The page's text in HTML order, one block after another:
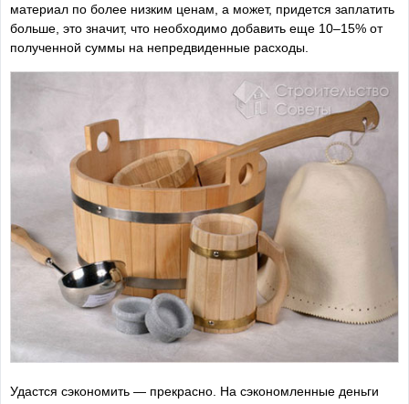
материал по более низким ценам, а может, придется заплатить
больше, это значит, что необходимо добавить еще 10–15% от
полученной суммы на непредвиденные расходы.
Удастся сэкономить — прекрасно. На сэкономленные деньги